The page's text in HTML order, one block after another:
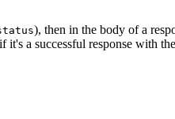
), then in the body of a
it's a successful response with